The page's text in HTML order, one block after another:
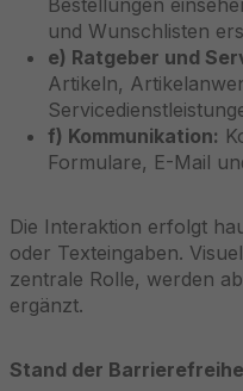
Bestellungen
und Wunschlisten
e) Ratgeber und
Artikeln,
f) Kommunikation:
Formulare, E-Mail
Die Interaktion erfolgt
oder Texteingaben.
zentrale Rolle, werden
ergänzt.
Stand der